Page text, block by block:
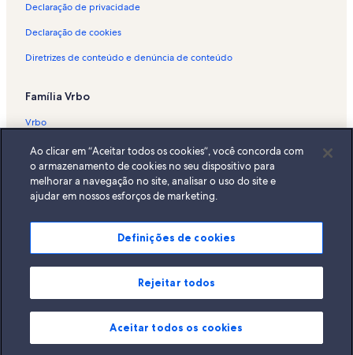
Declaração de privacidade
Declaração de cookies
Diretrizes de conteúdo e denúncia de conteúdo
Família Vrbo
Vrbo
Abritel.fr
FeWo-direkt.de
Bookabach.co.nz
Stayz.com.au
© 2026 Vrbo, uma empresa do Expedia Group. Todos os direitos
reservados. Vrbo e o logotipo da Vrbo são marcas comerciais ou marcas
registradas da HomeAway.com, Inc.
Ao clicar em “Aceitar todos os cookies”, você concorda com
o armazenamento de cookies no seu dispositivo para
melhorar a navegação no site, analisar o uso do site e
ajudar em nossos esforços de marketing.
Definições de cookies
Rejeitar todos
Aceitar todos os cookies